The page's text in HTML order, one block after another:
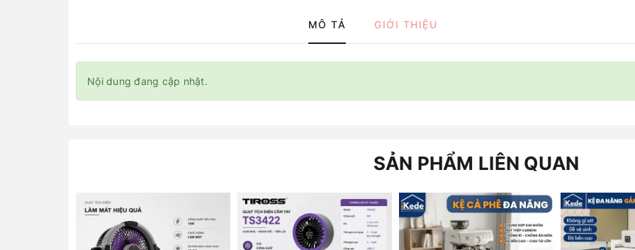
MÔ TẢ GIỚI THIỆU
Nội dung đang cập nhật.
SẢN PHẨM LIÊN QUAN